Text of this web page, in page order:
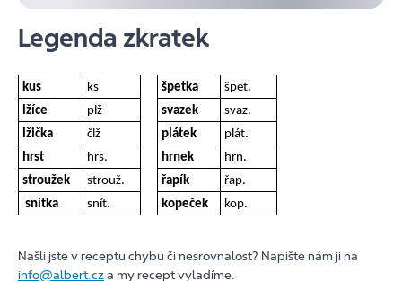
Legenda zkratek
kus ks špetka
špet.
lžíce
plž svazek
svaz.
lžička
člž plátek
plát.
hrst
hrs. hrnek
hrn.
stroužek
strouž. řapík
řap.
snítka
snít. kopeček kop.
Našli jste v receptu chybu či nesrovnalost? Napište nám ji na
info@albert.cza my recept vyladíme.